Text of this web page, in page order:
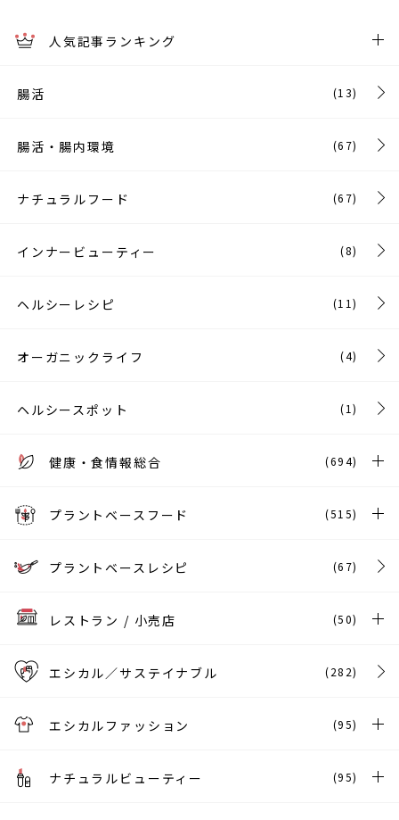
人気記事ランキング
腸活 (13)
腸活・腸内環境 (67)
ナチュラルフード (67)
インナービューティー (8)
ヘルシーレシピ (11)
オーガニックライフ (4)
ヘルシースポット (1)
健康・食情報総合 (694)
プラントベースフード (515)
プラントベースレシピ (67)
レストラン / 小売店 (50)
エシカル／サステイナブル (282)
エシカルファッション (95)
ナチュラルビューティー (95)